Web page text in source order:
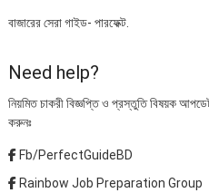
বাজারের সেরা গাইড- পারফেক্ট.
Need help?
নিয়মিত চাকরী বিজ্ঞপ্তি ও প্রস্তুতি বিষয়ক
করুনঃ
Fb/PerfectGuideBD
Rainbow Job Preparation Group